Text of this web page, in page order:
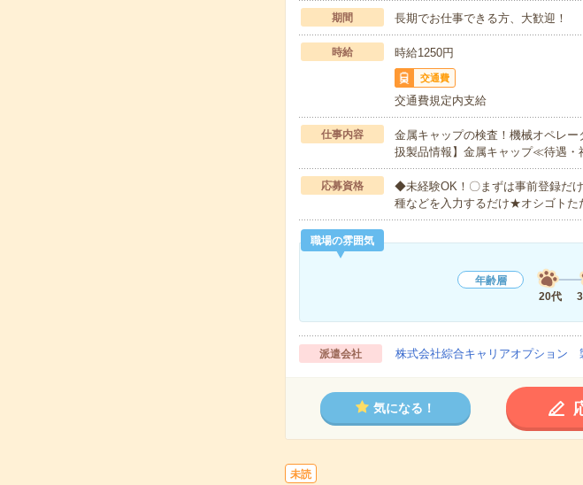
期間 長期でお仕事できる方、大歓迎！
時給 時給1250円
交通費
交通費規定内支給
仕事内容
金属キャップの検査！機械オペレ
扱製品情報】金属キャップ≪待遇
応募資格
◆未経験OK！〇まずは事前登録だ
種などを入力するだけ★オシゴト
職場の雰囲気
年齢層
20代
派遣会社 株式会社綜合キャリアオプション
気になる！
未読